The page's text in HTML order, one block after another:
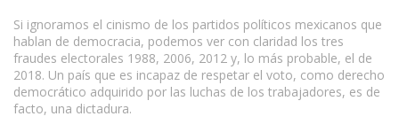
Si ignoramos el cinismo de los partidos políticos mexicanos que
hablan de democracia, podemos ver con claridad los tres
fraudes electorales 1988, 2006, 2012 y, lo más probable, el de
2018. Un país que es incapaz de respetar el voto, como derecho
democrático adquirido por las luchas de los trabajadores, es de
facto, una dictadura.